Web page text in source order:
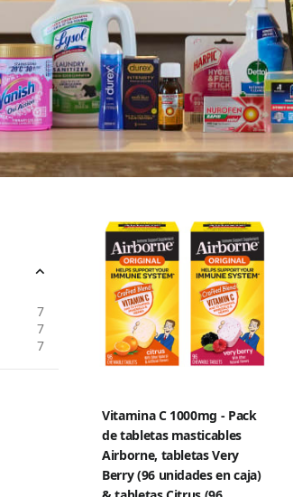
Vitamina C 1000mg - Pack
de tabletas masticables
Airborne, tabletas Very
Berry (96 unidades en caja)
7
7
7